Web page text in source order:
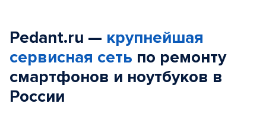
Pedant.ru — крупнейшая
сервисная сеть по ремонту
смартфонов и ноутбуков в
России